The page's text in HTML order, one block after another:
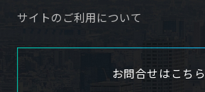
サイトのご利用について
お問合せはこちら